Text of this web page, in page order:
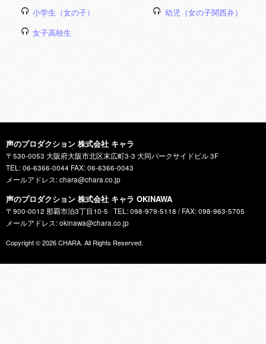
小学生（女の子）
幼児（女の子関西弁）
女子高校生
声のプロダクション 株式会社 キャラ
〒530-0053 大阪府大阪市北区末広町3-3 大同パークサイドビル 3F
TEL: 06-6366-0044 FAX: 06-6366-0043
メールアドレス: chara@chara.co.jp
声のプロダクション 株式会社 キャラ OKINAWA
〒900-0012 那覇市泊3丁目10-5
TEL: 098-979-5118 / FAX: 098-963-5705
メールアドレス: okinawa@chara.co.jp
Copyright © 2026CHARA. All Rights Reserved.